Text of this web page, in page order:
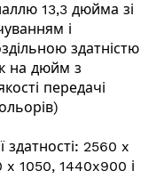
13,3 дюйма зі
і
здатністю
на дюйм з
передачі
здатності: 2560 x
1050, 1440x900 і